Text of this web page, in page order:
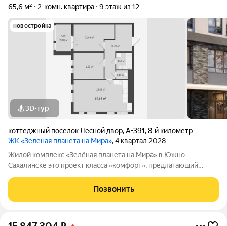
65,6 м²
2-комн. квартира 9 этаж из 12
новостройка
3D-тур
коттеджный посёлок Лесной двор,А-391,8-й километр
ЖК «Зеленая планета на Мира», 4 квартал 2028
Жилой комплекс «Зелёная планета на Мира» в Южно-
Сахалинске это проект класса «комфорт», предлагающий
до 19 этажей, и каждая квартира продумана до мелочей.
Удобное расположение жилого
Позвонить